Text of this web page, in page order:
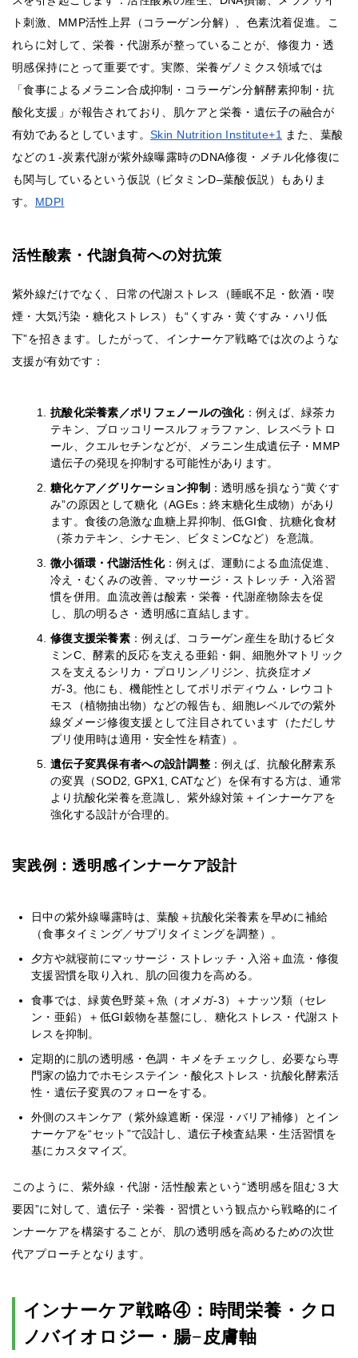
ト刺激、MMP活性上昇（コラーゲン分解）、色素沈着促進。こ
れらに対して、栄養・代謝系が整っていることが、修復力・透
明感保持にとって重要です。実際、栄養ゲノミクス領域では
「食事によるメラニン合成抑制・コラーゲン分解酵素抑制・抗
酸化支援」が報告されており、肌ケアと栄養・遺伝子の融合が
有効であるとしています。Skin Nutrition Institute+1また、葉酸
などの１-炭素代謝が紫外線曝露時のDNA修復・メチル化修復に
も関与しているという仮説（ビタミンD–葉酸仮説）もありま
す。 MDPI
活性酸素・代謝負荷への対抗策
紫外線だけでなく、日常の代謝ストレス（睡眠不足・飲酒・喫
煙・大気汚染・糖化ストレス）も“くすみ・黄ぐすみ・ハリ低
下”を招きます。したがって、インナーケア戦略では次のような
支援が有効です：
抗酸化栄養素／ポリフェノールの強化：例えば、緑茶カ
テキン、ブロッコリースルフォラファン、レスベラトロ
ール、クエルセチンなどが、メラニン生成遺伝子・MMP
遺伝子の発現を抑制する可能性があります。
糖化ケア／グリケーション抑制 ：透明感を損なう“黄ぐす
み”の原因として糖化（AGEs：終末糖化生成物）があり
ます。食後の急激な血糖上昇抑制、低GI食、抗糖化食材
（茶カテキン、シナモン、ビタミンCなど）を意識。
微小循環・代謝活性化：例えば、運動による血流促進、
冷え・むくみの改善、マッサージ・ストレッチ・入浴習
慣を併用。血流改善は酸素・栄養・代謝産物除去を促
し、肌の明るさ・透明感に直結します。
修復支援栄養素：例えば、コラーゲン産生を助けるビタ
ミンC、酵素的反応を支える亜鉛・銅、細胞外マトリック
スを支えるシリカ・プロリン／リジン、抗炎症オメ
ガ-3。他にも、機能性としてポリポディウム・レウコト
モス（植物抽出物）などの報告も、細胞レベルでの紫外
線ダメージ修復支援として注目されています（ただしサ
プリ使用時は適用・安全性を精査）。
遺伝子変異保有者への設計調整：例えば、抗酸化酵素系
の変異（SOD2, GPX1, CATなど）を保有する方は、通常
より抗酸化栄養を意識し、紫外線対策＋インナーケアを
強化する設計が合理的。
実践例：透明感インナーケア設計
日中の紫外線曝露時は、葉酸＋抗酸化栄養素を早めに補給
（食事タイミング／サプリタイミングを調整）。
夕方や就寝前にマッサージ・ストレッチ・入浴＋血流・修復
支援習慣を取り入れ、肌の回復力を高める。
食事では、緑黄色野菜＋魚（オメガ-3）＋ナッツ類（セレ
ン・亜鉛）＋低GI穀物を基盤にし、糖化ストレス・代謝スト
レスを抑制。
定期的に肌の透明感・色調・キメをチェックし、必要なら専
門家の協力でホモシステイン・酸化ストレス・抗酸化酵素活
性・遺伝子変異のフォローをする。
外側のスキンケア（紫外線遮断・保湿・バリア補修）とイン
ナーケアを“セット”で設計し、遺伝子検査結果・生活習慣を
基にカスタマイズ。
このように、紫外線・代謝・活性酸素という“透明感を阻む３大
要因”に対して、遺伝子・栄養・習慣という観点から戦略的にイ
ンナーケアを構築することが、肌の透明感を高めるための次世
代アプローチとなります。
インナーケア戦略④：時間栄養・クロ
ノバイオロジー・腸−皮膚軸